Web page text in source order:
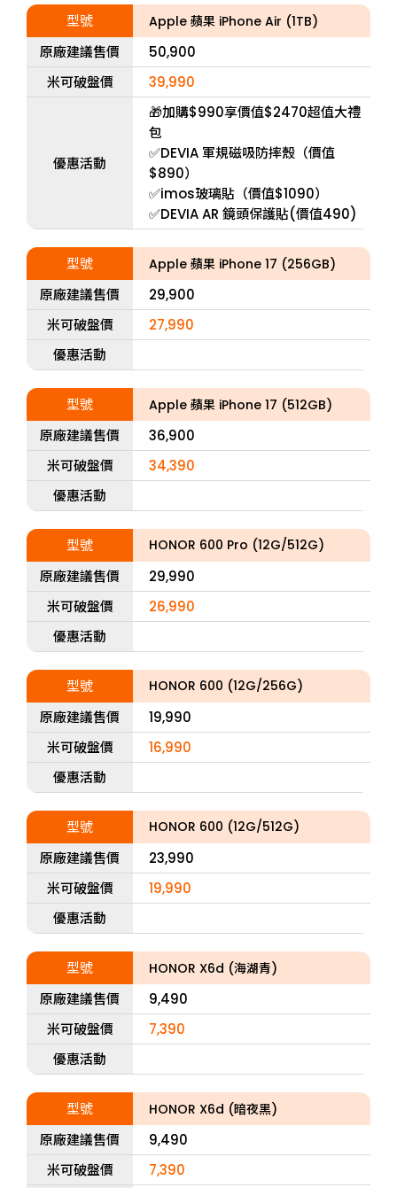
型號 Apple 蘋果 iPhone Air (1TB)
原廠建議售價
50,900
米可破盤價
39,990
優惠活動
🎁加購$990享價值$2470超值大禮
包
✅DEVIA 軍規磁吸防摔殼（價值
$890）
✅imos玻璃貼（價值$1090）
✅DEVIA AR 鏡頭保護貼(價值490)
型號 Apple 蘋果 iPhone 17 (256GB)
原廠建議售價
29,900
米可破盤價
27,990
優惠活動
型號 Apple 蘋果 iPhone 17 (512GB)
原廠建議售價
36,900
米可破盤價
34,390
優惠活動
型號 HONOR 600 Pro (12G/512G)
原廠建議售價
29,990
米可破盤價
26,990
優惠活動
型號 HONOR 600 (12G/256G)
原廠建議售價
19,990
米可破盤價
16,990
優惠活動
型號 HONOR 600 (12G/512G)
原廠建議售價
23,990
米可破盤價
19,990
優惠活動
型號 HONOR X6d (海湖青)
原廠建議售價
9,490
米可破盤價
7,390
優惠活動
型號 HONOR X6d (暗夜黑)
原廠建議售價
9,490
米可破盤價
7,390